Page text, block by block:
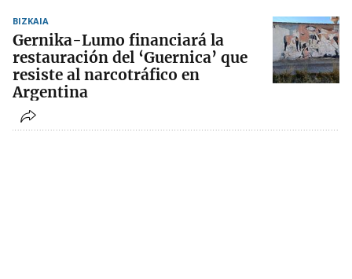
BIZKAIA
Gernika-Lumo financiará la
restauración del ‘Guernica’ que
resiste al narcotráfico en
Argentina